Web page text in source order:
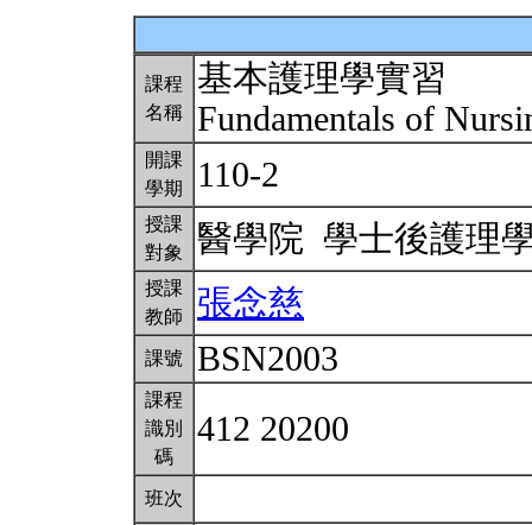
課程
名稱
基本護理學實習
Fundamentals of
開課
學期
110-2
授課
對象
醫學院 學士後護理
授課
教師
張念慈
課號 BSN2003
課程
識別
碼
412 20200
班次